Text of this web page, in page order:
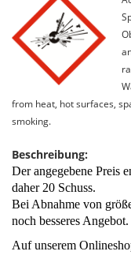
from heat, hot surfaces,
smoking.
Beschreibung:
Der angegebene Preis
daher 20 Schuss.
Bei Abnahme von
noch besseres Angebot.
Auf unserem